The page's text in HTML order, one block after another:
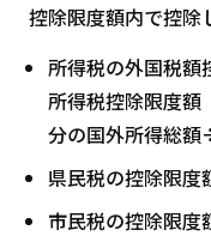
控除限度額内で控除
所得税の外国税額
所得税控除限度
分の国外所得総
県民税の控除限
市民税の控除限